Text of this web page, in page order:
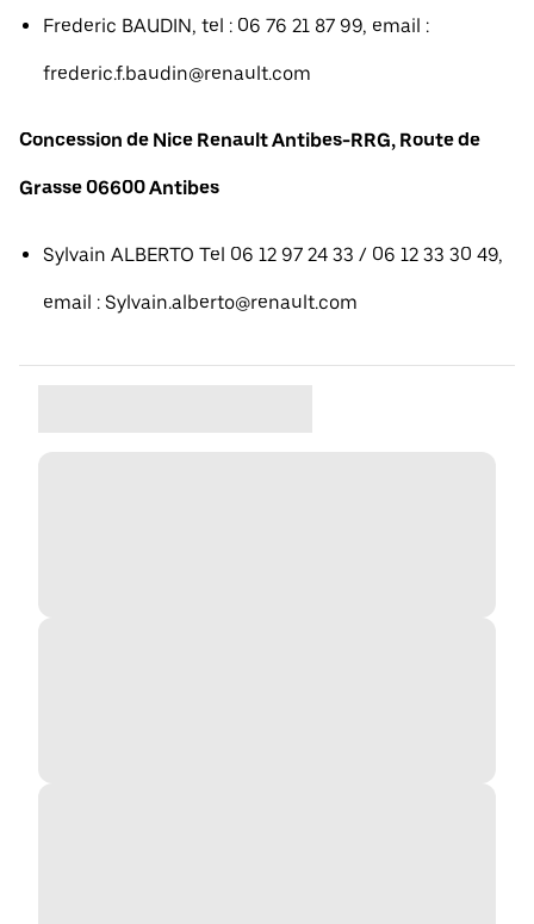
Frederic BAUDIN, tel : 06 76 21 87 99, email :
frederic.f.baudin@renault.com
Concession de Nice Renault Antibes-RRG, Route de
Grasse 06600 Antibes
Sylvain ALBERTO Tel 06 12 97 24 33 / 06 12 33 30 49,
email : Sylvain.alberto@renault.com